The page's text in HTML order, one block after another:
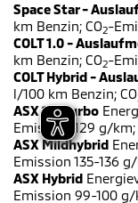
Space Star -
km Benzin; CO2-
COLT 1.0 -
km Benzin; CO2-
COLT Hybrid -
l/100 km Benzin; CO
ASX 1.2 Turbo
Emission 129 g/km;
ASX Mildhybrid
Emission 135-136
ASX Hybrid
Emission 99-100 g/